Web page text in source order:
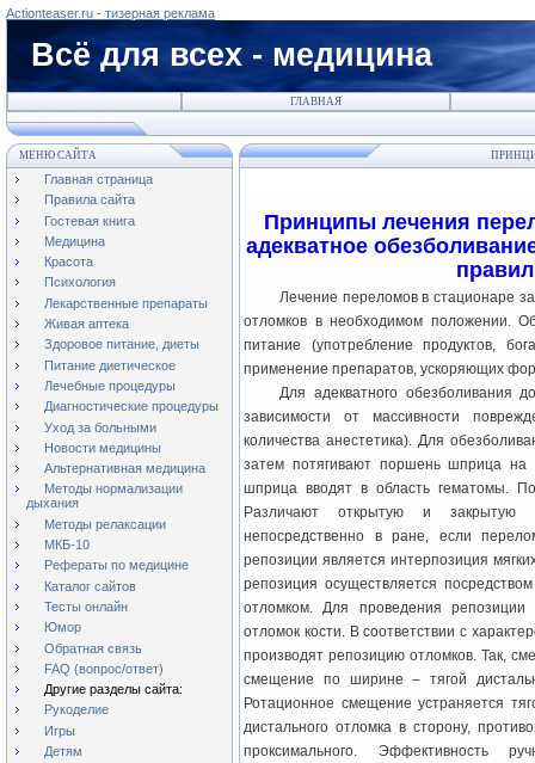
Actionteaser.ru - тизерная реклама
Всё для всех - медицина
ГЛАВНАЯ
МЕНЮ САЙТА
Главная страница
Правила сайта
Гостевая книга
Медицина
Красота
Психология
Лекарственные препараты
Живая аптека
Здоровое питание, диеты
Питание диетическое
Лечебные процедуры
Диагностические процедуры
Уход за больными
Новости медицины
Альтернативная медицина
Методы нормализации
дыхания
Методы релаксации
МКБ-10
Рефераты по медицине
Каталог сайтов
Тесты онлайн
Юмор
Обратная связь
FAQ (вопрос/ответ)
Другие разделы сайта:
Рукоделие
Игры
Детям
Принципы лечения
адекватное
Лечение переломов в стационаре
отломков в необходимом положении.
питание (употребление продуктов,
применение препаратов, ускоряющих
Для адекватного обезболивания
зависимости от массивности
количества анестетика). Для
затем потягивают поршень шприца
шприца вводят в область гематомы.
Различают открытую и закрытую
непосредственно в ране, если
репозиции является интерпозиция
репозиция осуществляется
отломком. Для проведения
отломок кости. В соответствии с
производят репозицию отломков. Так,
смещение по ширине – тягой
Ротационное смещение устраняется
дистального отломка в сторону,
проксимального. Эффективность